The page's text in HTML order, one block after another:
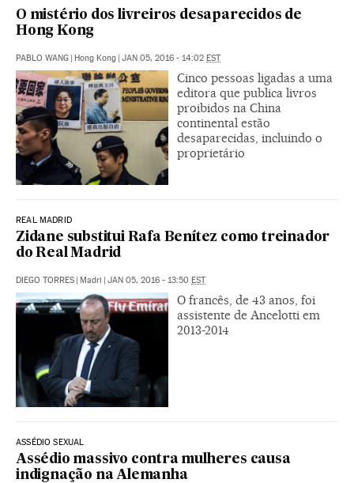
O mistério dos livreiros desaparecidos de
Hong Kong
PABLO WANG | Hong Kong | JAN 05, 2016 - 14:02 EST
Cinco pessoas ligadas a uma
editora que publica livros
proibidos na China
continental estão
desaparecidas, incluindo o
proprietário
REAL MADRID
Zidane substitui Rafa Benítez como treinador
do Real Madrid
DIEGO TORRES | Madri | JAN 05, 2016 - 13:50 EST
O francês, de 43 anos, foi
assistente de Ancelotti em
2013-2014
ASSÉDIO SEXUAL
Assédio massivo contra mulheres causa
indignação na Alemanha